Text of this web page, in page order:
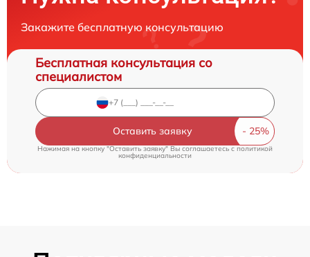
Закажите бесплатную консультацию
Бесплатная консультация со
специалистом
Оставить заявку
Нажимая на кнопку "Оставить заявку" Вы соглашаетесь cполитикой
конфиденциальности